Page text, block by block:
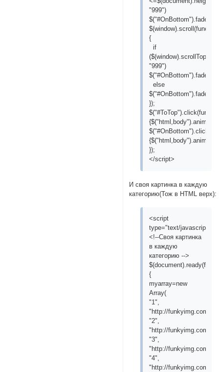
"999")
{
if
"999")
else
});
});
</script>
И своя картинка в каждую
категорию(Тож в HTML верх):
<script
type="text/javascript">
<!--Своя картинка
в каждую
категорию -->
{
myarray=new
Array(
"1",
"http://funkyimg.com/i/
"2",
"http://funkyimg.com/i/
"3",
"http://funkyimg.com/i/
"4",
"http://funkyimg.com/i/